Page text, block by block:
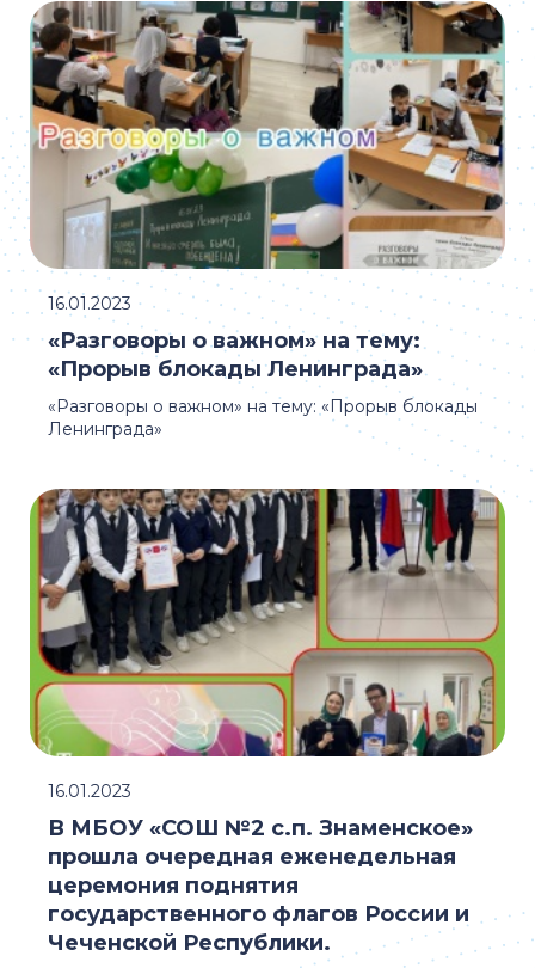
«Разговоры о важном» на тему: «Прорыв блокады
Ленинграда»
«Разговоры о важном» на тему:
«Прорыв блокады Ленинграда»
16.01.2023
В МБОУ «СОШ №2 с.п. Знаменское»
прошла очередная еженедельная
церемония поднятия
государственного флагов России и
Чеченской Республики.
16.01.2023